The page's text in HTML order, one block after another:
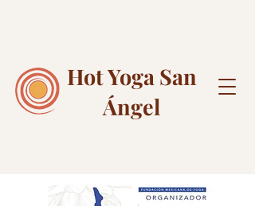
Hot Yoga San
Ángel